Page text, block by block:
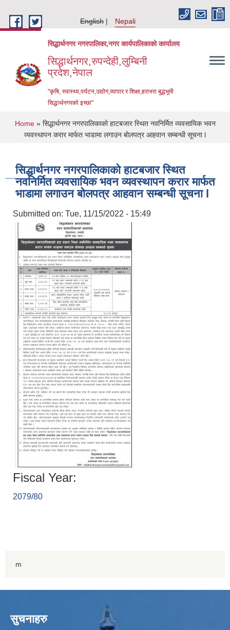
English
Nepali
सिद्धार्थनगर नगरपालिका,नगर कार्यपालिकाको कार्यालय
सिद्धार्थनगर,रुपन्देही,लुम्बिनी
प्रदेश,नेपाल
"कृषि, स्वास्थ्य,पर्यटन,उद्योग,व्यापार र शिक्षा,हराभरा बुद्धभूमी
सिद्धार्थनगरको इच्छा"
You are here
Home» सिद्धार्थनगर नगरपालिकाको हाटबजार स्थित नवनिर्मित व्यवसायिक भवन
व्यवस्थापन करार मार्फत भाडामा लगाउन बोलपत्र आहवान सम्बन्धी सूचना l
सिद्धार्थनगर नगरपालिकाको हाटबजार स्थित
नवनिर्मित व्यवसायिक भवन व्यवस्थापन करार मार्फत
भाडामा लगाउन बोलपत्र आहवान सम्बन्धी सूचना l
Submitted on: Tue, 11/15/2022 - 15:49
Fiscal Year:
2079/80
m
सुचनाहरु